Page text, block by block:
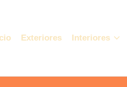
Exteriores Interiores